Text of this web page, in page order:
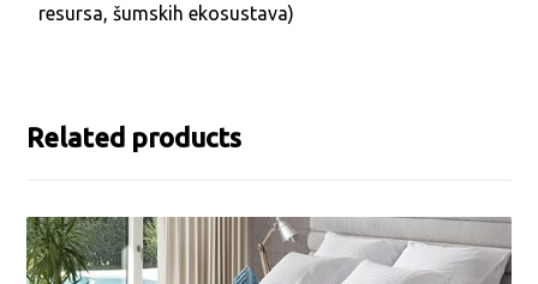
resursa, šumskih ekosustava)
Related products